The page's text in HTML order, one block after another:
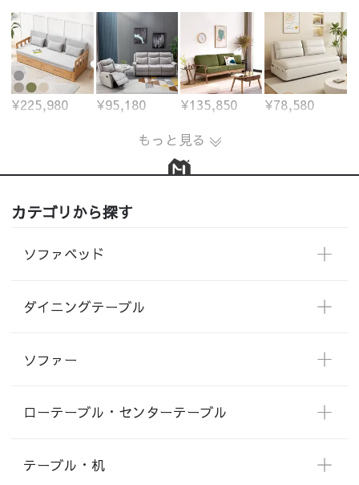
¥225,980 ¥95,180 ¥135,850
¥78,580
もっと見る
カテゴリから探す
ソファベッド
ダイニングテーブル
ソファー
ローテーブル・センターテーブル
テーブル・机